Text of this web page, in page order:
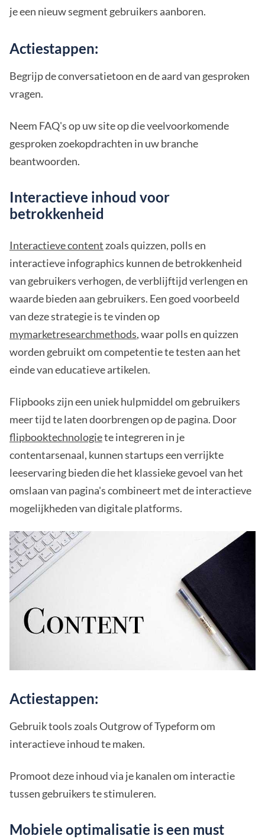
je een nieuw segment gebruikers aanboren.
Actiestappen:
Begrijp de conversatietoon en de aard van gesproken
vragen.
Neem FAQ's op uw site op die veelvoorkomende
gesproken zoekopdrachten in uw branche
beantwoorden.
Interactieve inhoud voor
betrokkenheid
Interactieve content zoals quizzen, polls en
interactieve infographics kunnen de betrokkenheid
van gebruikers verhogen, de verblijftijd verlengen en
waarde bieden aan gebruikers. Een goed voorbeeld
van deze strategie is te vinden op
mymarketresearchmethods, waar polls en quizzen
worden gebruikt om competentie te testen aan het
einde van educatieve artikelen.
Flipbooks zijn een uniek hulpmiddel om gebruikers
meer tijd te laten doorbrengen op de pagina. Door
flipbooktechnologiete integreren in je
contentarsenaal, kunnen startups een verrijkte
leeservaring bieden die het klassieke gevoel van het
omslaan van pagina's combineert met de interactieve
mogelijkheden van digitale platforms.
Actiestappen:
Gebruik tools zoals Outgrow of Typeform om
interactieve inhoud te maken.
Promoot deze inhoud via je kanalen om interactie
tussen gebruikers te stimuleren.
Mobiele optimalisatie is een must